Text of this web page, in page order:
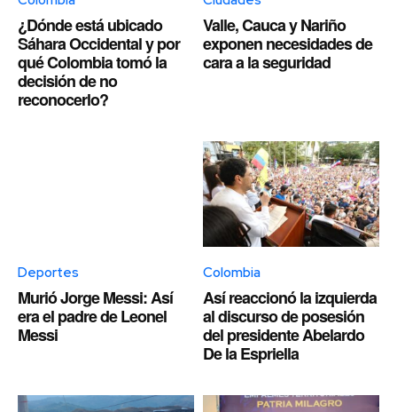
¿Dónde está ubicado
Sáhara Occidental y por
qué Colombia tomó la
decisión de no
reconocerlo?
Valle, Cauca y Nariño
exponen necesidades de
cara a la seguridad
Deportes
Murió Jorge Messi: Así
era el padre de Leonel
Messi
Colombia
Así reaccionó la izquierda
al discurso de posesión
del presidente Abelardo
De la Espriella